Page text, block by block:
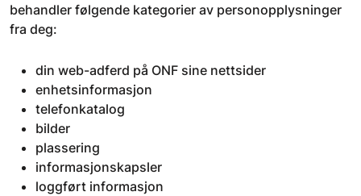
behandler følgende kategorier av personopplysninger
fra deg:
din web-adferd på ONF sine nettsider
enhetsinformasjon
telefonkatalog
bilder
plassering
informasjonskapsler
loggført informasjon